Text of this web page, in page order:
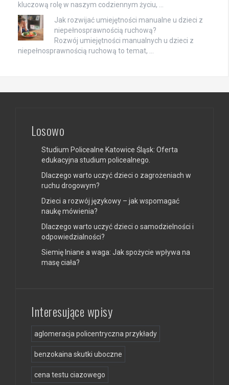
kluczową rolę w naszym codziennym życiu, …
Jak rozwijać umiejętności manualne u dzieci z
niepełnosprawnością ruchową?
Rozwój umiejętności manualnych u dzieci z
niepełnosprawnością ruchową to temat, …
Losowo
Studium Policealne Katowice Śląsk: Oferta
edukacyjna studium policealnego.
Dlaczego warto uczyć dzieci o zagrożeniach w
ruchu drogowym?
Dzieci a rozwój językowy – jak wspomagać
naukę mówienia?
Dlaczego warto uczyć dzieci o samodzielności i
odpowiedzialności?
Siemię lniane a waga: Jak spożycie wpływa na
masę ciała?
Interesujące wpisy
aglomeracja policentryczna przykłady
benzokaina skutki uboczne
cena testu ciazowego